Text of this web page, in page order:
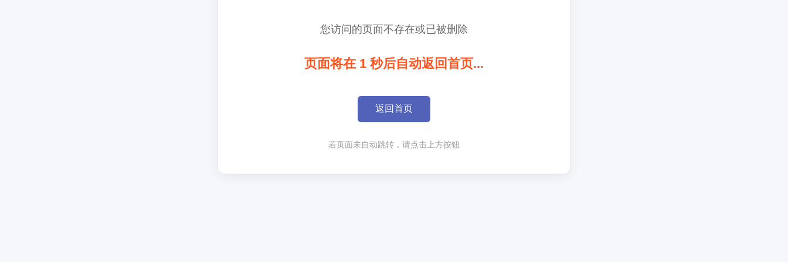
您访问的页面不存在或已被删除
页面将在 1 秒后自动返回首页...
返回首页
若页面未自动跳转，请点击上方按钮